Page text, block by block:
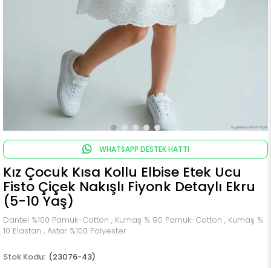
WHATSAPP DESTEK HATTI
Kız Çocuk Kısa Kollu Elbise Etek Ucu
Fisto Çiçek Nakışlı Fiyonk Detaylı Ekru
(5-10 Yaş)
Dantel %100 Pamuk-Cotton , Kumaş % 90 Pamuk-Cotton , Kumaş %
10 Elastan , Astar %100 Polyester
(23076-43)